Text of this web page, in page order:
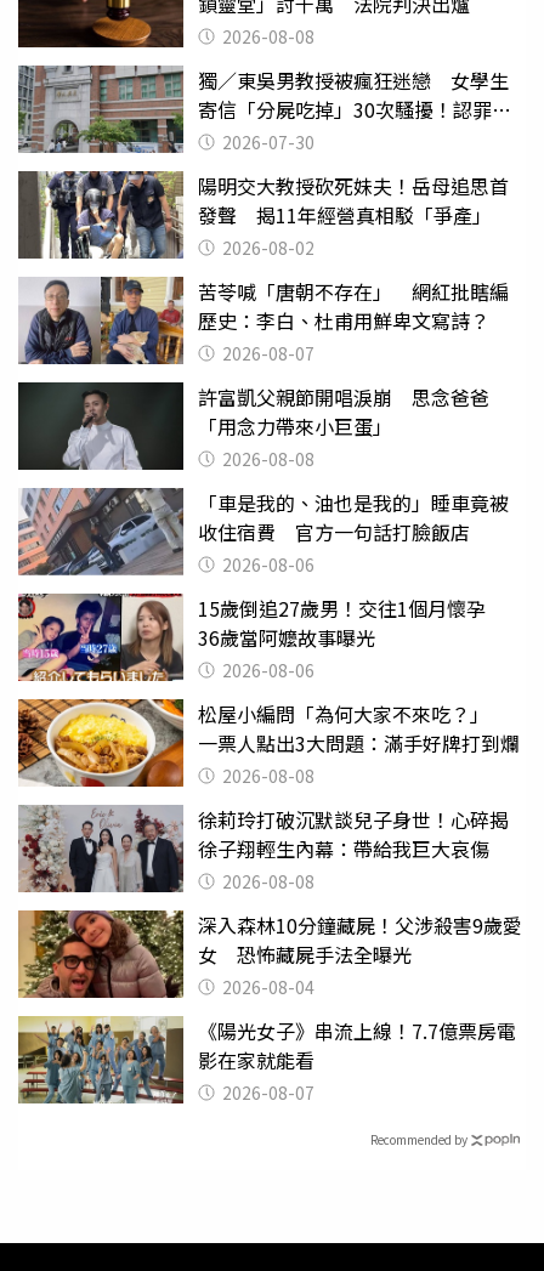
2026-08-08
獨／東吳男教授被瘋狂迷戀 女學生
寄信「分屍吃掉」30次騷擾！認罪免
關 2026-07-30
陽明交大教授砍死妹夫！岳母追思首
發聲 揭11年經營真相駁「爭產」
2026-08-02
苦苓喊「唐朝不存在」 網紅批瞎編
歷史：李白、杜甫用鮮卑文寫詩？
2026-08-07
許富凱父親節開唱淚崩 思念爸爸
「用念力帶來小巨蛋」
2026-08-08
「車是我的、油也是我的」睡車竟被
收住宿費 官方一句話打臉飯店
2026-08-06
15歲倒追27歲男！交往1個月懷孕
36歲當阿嬤故事曝光
2026-08-06
松屋小編問「為何大家不來吃？」
一票人點出3大問題：滿手好牌打到爛
2026-08-08
徐莉玲打破沉默談兒子身世！心碎揭
徐子翔輕生內幕：帶給我巨大哀傷
2026-08-08
深入森林10分鐘藏屍！父涉殺害9歲愛
女 恐怖藏屍手法全曝光
2026-08-04
《陽光女子》串流上線！7.7億票房電
影在家就能看
2026-08-07
Recommended by